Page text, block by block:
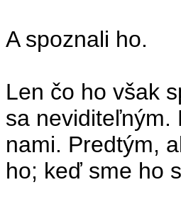
A spoznali ho.
Len čo ho však
sa neviditeľným.
nami. Predtým,
ho; keď sme ho